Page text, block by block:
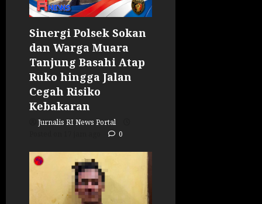
Sinergi Polsek Sokan
dan Warga Muara
Tanjung Basahi Atap
Ruko hingga Jalan
Cegah Risiko
Kebakaran
Jurnalis RI News Portal
0